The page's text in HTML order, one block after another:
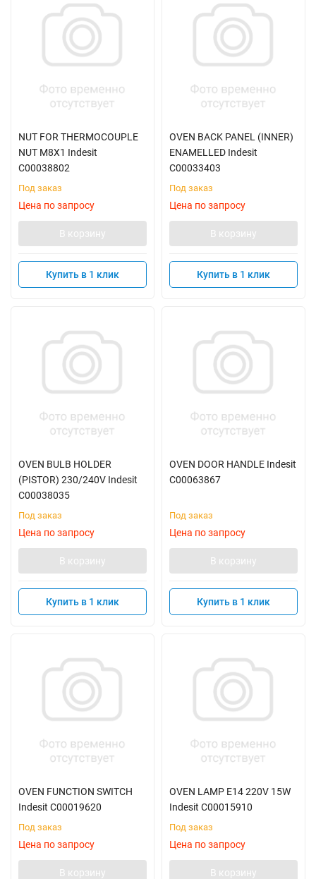
NUT FOR THERMOCOUPLE
NUT M8X1 Indesit
C00038802
Под заказ
Цена по запросу
В корзину
Купить в 1 клик
OVEN BACK PANEL (INNER)
ENAMELLED Indesit
C00033403
Под заказ
Цена по запросу
В корзину
Купить в 1 клик
OVEN BULB HOLDER
(PISTOR) 230/240V Indesit
C00038035
Под заказ
Цена по запросу
В корзину
Купить в 1 клик
OVEN DOOR HANDLE Indesit
C00063867
Под заказ
Цена по запросу
В корзину
Купить в 1 клик
OVEN FUNCTION SWITCH
Indesit C00019620
Под заказ
Цена по запросу
В корзину
OVEN LAMP E14 220V 15W
Indesit C00015910
Под заказ
Цена по запросу
В корзину